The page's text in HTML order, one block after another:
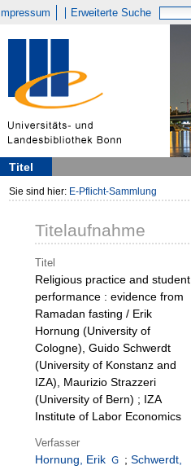
Impressum Erweiterte Suche
Titel
Sie sind hier: E-Pflicht-Sammlung
Titelaufnahme
Titel
Religious practice and student
performance : evidence from
Ramadan fasting / Erik
Hornung (University of
Cologne), Guido Schwerdt
(University of Konstanz and
IZA), Maurizio Strazzeri
(University of Bern) ; IZA
Institute of Labor Economics
Verfasser
Hornung, Erik ; Schwerdt,